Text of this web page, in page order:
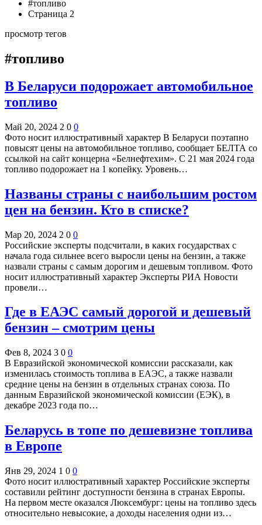
#топливо
Страница 2
просмотр тегов
#топливо
В Беларуси подорожает автомобильное
топливо
Май 20, 2024 2 0 0
Фото носит иллюстративный характер В Беларуси поэтапно
повысят цены на автомобильное топливо, сообщает БЕЛТА со
ссылкой на сайт концерна «Белнефтехим». С 21 мая 2024 года
топливо подорожает на 1 копейку. Уровень…
Названы страны с наибольшим ростом
цен на бензин. Кто в списке?
Мар 20, 2024 2 0 0
Российские эксперты подсчитали, в каких государствах с
начала года сильнее всего выросли цены на бензин, а также
назвали страны с самым дорогим и дешевым топливом. Фото
носит иллюстративный характер Эксперты РИА Новости
провели…
Где в ЕАЭС самый дорогой и дешевый
бензин – смотрим цены
Фев 8, 2024 3 0 0
В Евразийской экономической комиссии рассказали, как
изменилась стоимость топлива в ЕАЭС, а также назвали
средние цены на бензин в отдельных странах союза. По
данным Евразийской экономической комиссии (ЕЭК), в
декабре 2023 года по…
Беларусь в топе по дешевизне топлива
в Европе
Янв 29, 2024 1 0 0
Фото носит иллюстративный характер Российские эксперты
составили рейтинг доступности бензина в странах Европы.
На первом месте оказался Люксембург: цены на топливо здесь
относительно невысокие, а доходы населения одни из…